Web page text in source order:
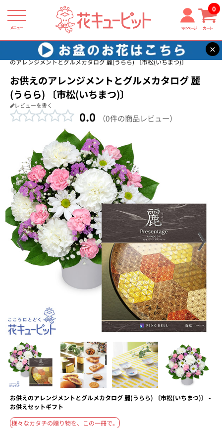
メニュー マイページ カート
0
×
花キューピット お供えセットギフト
【お供えセットギフト】お供え
のアレンジメントとグルメカタログ 麗(うらら) 〔市松(いちまつ)〕
お供えのアレンジメントとグルメカタログ 麗
(うらら) 〔市松(いちまつ)〕
レビューを書く
0.0 （0件の商品レビュー）
〈 〉
お供えのアレンジメントとグルメカタログ 麗(うらら) 〔市松(いちまつ)〕 -
お供えセットギフト
様々なカタチの贈り物を、この一冊で。